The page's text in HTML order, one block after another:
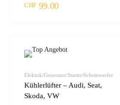
CHF 99.00
Elektrik/Generator/Starter/Scheinwerfer
Kühlerlüfter – Audi, Seat,
Skoda, VW